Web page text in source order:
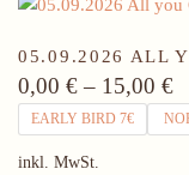
05.09.2026 ALL
0,00 €– 15,00 €
EARLY BIRD 7€
inkl. MwSt.